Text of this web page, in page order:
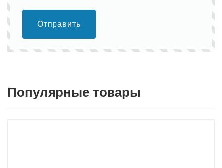
Отправить
Популярные товары